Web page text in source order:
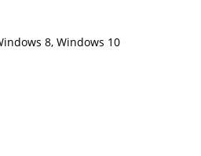
8, Windows 10